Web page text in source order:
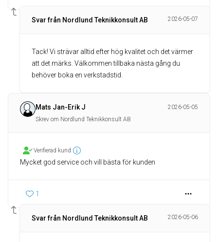
Svar från Nordlund Teknikkonsult AB 2026-05-07
Tack! Vi strävar alltid efter hög kvalitet och det värmer
att det märks. Välkommen tillbaka nästa gång du
behöver boka en verkstadstid.
Mats Jan-Erik J
2026-05-05
Skrev om Nordlund Teknikkonsult AB
Verifierad kund
Mycket god service och vill bästa för kunden
1
Svar från Nordlund Teknikkonsult AB 2026-05-06